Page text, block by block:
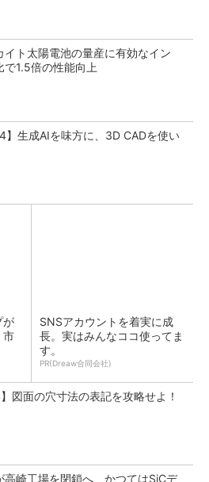
イト太陽電池の量産に有効なイン
で1.5倍の性能向上
】生成AIを味方に、3D CADを使い
が
市
SNSアカウントを着実に成
長。実はみんなココ使ってま
す。
PR(Dreaw合同会社)
】図面の穴寸法の表記を攻略せよ！
高崎工場を閉鎖へ、かつてはSiCデ